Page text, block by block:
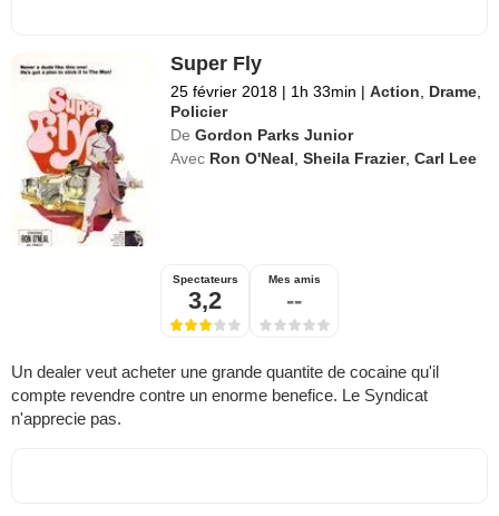
Super Fly
25 février 2018 | 1h 33min | Action Drame
Policier
De Gordon Parks Junior
Avec Ron O'Neal ,Sheila Frazier,Carl Lee
Spectateurs
3,2
Mes amis
--
Un dealer veut acheter une grande quantite de cocaine qu'il
compte revendre contre un enorme benefice. Le Syndicat
n'apprecie pas.